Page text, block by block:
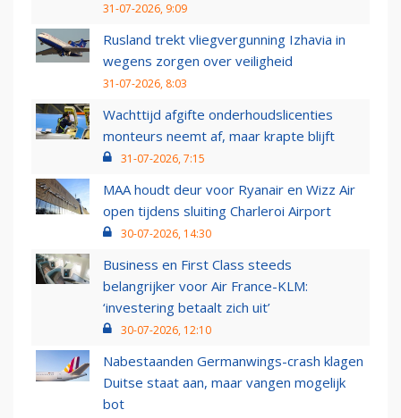
31-07-2026, 9:09
Rusland trekt vliegvergunning Izhavia in
wegens zorgen over veiligheid
31-07-2026, 8:03
Wachttijd afgifte onderhoudslicenties
monteurs neemt af, maar krapte blijft
31-07-2026, 7:15
MAA houdt deur voor Ryanair en Wizz Air
open tijdens sluiting Charleroi Airport
30-07-2026, 14:30
Business en First Class steeds
belangrijker voor Air France-KLM:
‘investering betaalt zich uit’
30-07-2026, 12:10
Nabestaanden Germanwings-crash klagen
Duitse staat aan, maar vangen mogelijk
bot